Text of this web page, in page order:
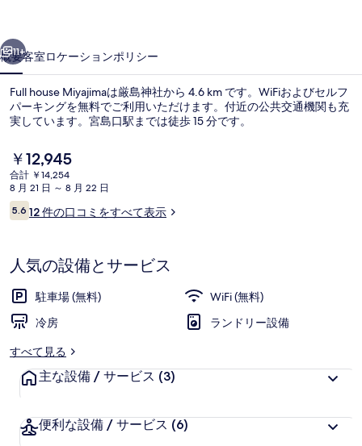
ャ
ラ
リ
ー
11+
概要客室ロケーションポリシー
Full house Miyajimaは厳島神社から 4.6 km です。WiFiおよびセルフ
パーキングを無料でご利用いただけます。付近の公共交通機関も充
実しています。宮島口駅までは徒歩 15 分です。
現
在
の
料
金
で
す
￥12,945
合計 ￥14,254
8 月 21 日 ～ 8 月 22 日
口
コ
5.610段階中5.6
12 件の口コミをすべて表示
人気の設備とサービス
駐車場 (無料)
WiFi (無料)
冷房
ランドリー設備
すべて見る
主な設備 / サービス (3)
便利な設備 / サービス (6)